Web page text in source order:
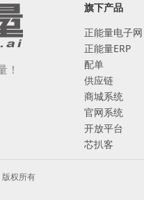
旗下产品
正能量电子网
正能量ERP
配单
供应链
商城系统
官网系统
开放平台
芯扒客
权所有